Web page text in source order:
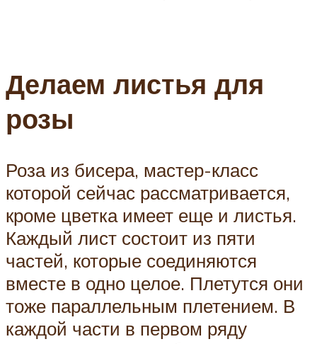
Делаем листья для
розы
Роза из бисера, мастер-класс
которой сейчас рассматривается,
кроме цветка имеет еще и листья.
Каждый лист состоит из пяти
частей, которые соединяются
вместе в одно целое. Плетутся они
тоже параллельным плетением. В
каждой части в первом ряду